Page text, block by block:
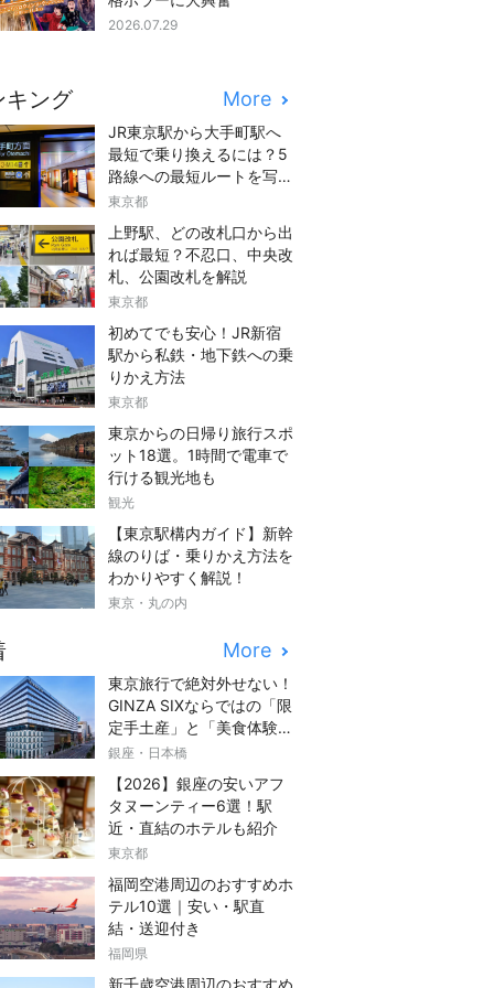
2026.07.29
キング More
JR東京駅から大手町駅へ
最短で乗り換えるには？5
路線への最短ルートを写真
つきでご紹介
東京都
上野駅、どの改札口から出
れば最短？不忍口、中央改
札、公園改札を解説
東京都
初めてでも安心！JR新宿
駅から私鉄・地下鉄への乗
りかえ方法
東京都
東京からの日帰り旅行スポ
ット18選。1時間で電車で
行ける観光地も
観光
【東京駅構内ガイド】新幹
線のりば・乗りかえ方法を
わかりやすく解説！
東京・丸の内
More
東京旅行で絶対外せない！
GINZA SIXならではの「限
定手土産」と「美食体験」
完全ガイド
銀座・日本橋
【2026】銀座の安いアフ
タヌーンティー6選！駅
近・直結のホテルも紹介
東京都
福岡空港周辺のおすすめホ
テル10選｜安い・駅直
結・送迎付き
福岡県
新千歳空港周辺のおすすめ